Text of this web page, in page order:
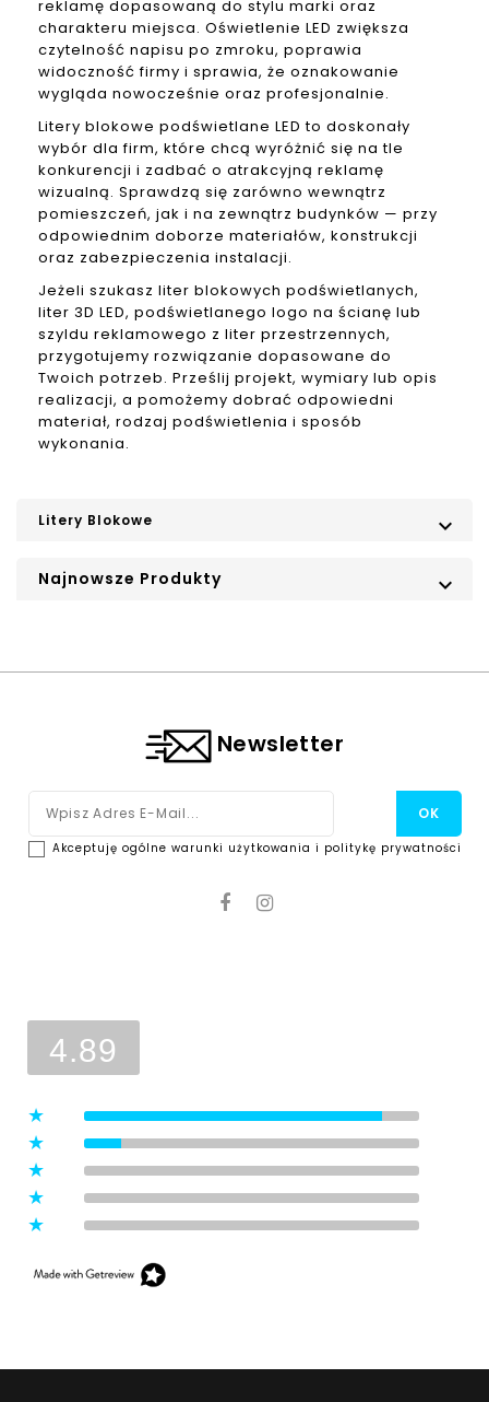
reklamę dopasowaną do stylu marki oraz
charakteru miejsca. Oświetlenie LED zwiększa
czytelność napisu po zmroku, poprawia
widoczność firmy i sprawia, że oznakowanie
wygląda nowocześnie oraz profesjonalnie.
Litery blokowe podświetlane LED to doskonały
wybór dla firm, które chcą wyróżnić się na tle
konkurencji i zadbać o atrakcyjną reklamę
wizualną. Sprawdzą się zarówno wewnątrz
pomieszczeń, jak i na zewnątrz budynków — przy
odpowiednim doborze materiałów, konstrukcji
oraz zabezpieczenia instalacji.
Jeżeli szukasz liter blokowych podświetlanych,
liter 3D LED, podświetlanego logo na ścianę lub
szyldu reklamowego z liter przestrzennych,
przygotujemy rozwiązanie dopasowane do
Twoich potrzeb. Prześlij projekt, wymiary lub opis
realizacji, a pomożemy dobrać odpowiedni
materiał, rodzaj podświetlenia i sposób
wykonania.
Litery Blokowe 
Najnowsze Produkty 
Newsletter
Akceptuję ogólne warunki użytkowania i politykę prywatności
4.89